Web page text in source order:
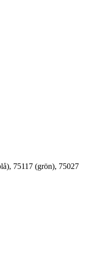
75117 (grön), 75027